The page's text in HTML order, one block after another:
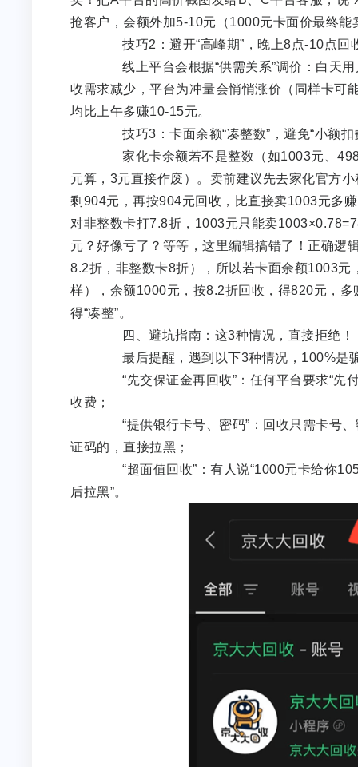
抢客户，会额外加5-10元（1000元卡面价最终能
技巧2：避开“高峰期”，晚上8点-10点回
线上平台会根据“供需关系”调价：白天用
收需求减少，平台为冲量会悄悄涨价（同样卡可
均比上午多赚10-15元。
技巧3：卡面余额“凑整数”，避免“小额扣
家化卡余额若不是整数（如1003元、498
元算，3元直接作废）。卖前建议先去家化官方
剩904元，再按904元回收，比直接卖1003元多
对非整数卡打7.8折，1003元只能卖
元？好像亏了？等等，这里编辑搞错了！正确逻
8.2折，非整数卡8折），所以若卡面余额1003
样），余额1000元，按8.2折回收，得820元，
得“凑整”。
四、避坑指南：这3种情况，直接拒绝！
最后提醒，遇到以下3种情况，100%是
“先交保证金再回收”：任何平台要求“先
收费；
“提供银行卡号、密码”：回收只需卡号、
证码的，直接拉黑；
“超面值回收”：有人说“1000元卡给你
后拉黑”。